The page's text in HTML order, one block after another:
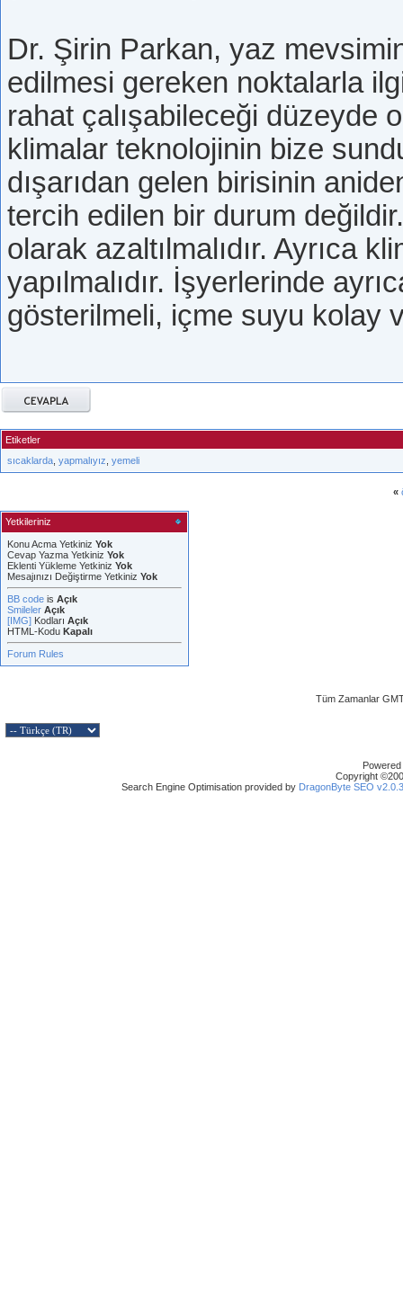
Dr. Şirin Parkan, yaz
edilmesi gereken noktalarla
rahat çalışabileceği düzeyde
klimalar teknolojinin bize
dışarıdan gelen birisinin
tercih edilen bir durum
olarak azaltılmalıdır. Ayrıca
yapılmalıdır. İşyerlerinde
gösterilmeli, içme suyu kolay
Etiketler
sıcaklarda yapmalıyız yemeli
«
Yetkileriniz
Konu Acma Yetkiniz Yok
Cevap Yazma Yetkiniz Yok
Eklenti Yükleme Yetkiniz Yok
Mesajınızı Değiştirme Yetkiniz Yok
BB code is Açık
Smileler Açık
[IMG] Kodları Açık
HTML-Kodu Kapalı
Forum Rules
Tüm Zamanlar
Copyright
Search Engine Optimisation provided by DragonByte SEO